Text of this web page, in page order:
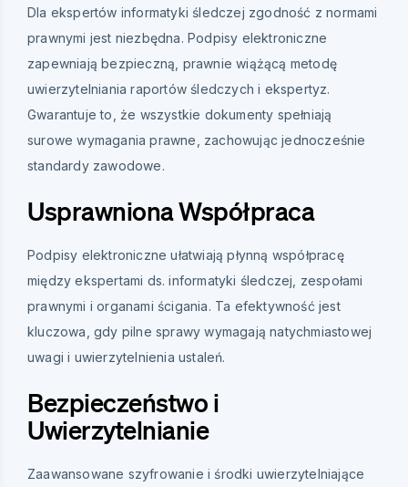
Dla ekspertów informatyki śledczej zgodność z normami
prawnymi jest niezbędna. Podpisy elektroniczne
zapewniają bezpieczną, prawnie wiążącą metodę
uwierzytelniania raportów śledczych i ekspertyz.
Gwarantuje to, że wszystkie dokumenty spełniają
surowe wymagania prawne, zachowując jednocześnie
standardy zawodowe.
Usprawniona Współpraca
Podpisy elektroniczne ułatwiają płynną współpracę
między ekspertami ds. informatyki śledczej, zespołami
prawnymi i organami ścigania. Ta efektywność jest
kluczowa, gdy pilne sprawy wymagają natychmiastowej
uwagi i uwierzytelnienia ustaleń.
Bezpieczeństwo i
Uwierzytelnianie
Zaawansowane szyfrowanie i środki uwierzytelniające